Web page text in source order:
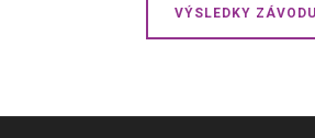
VÝSLEDKY ZÁVODU